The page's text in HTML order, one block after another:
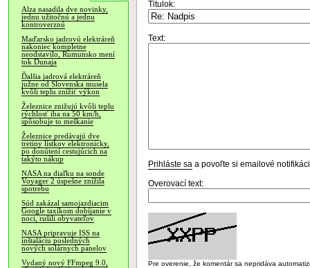
Alza nasadila dve novinky,
jednu užitočnú a jednu
kontroverznú
Maďarsko jadrovú elektráreň
nakoniec kompletne
neodstavilo, Rumunsko mení
tok Dunaja
Ďalšia jadrová elektráreň
južne od Slovenska musela
kvôli teplu znížiť výkon
Železnice znižujú kvôli teplu
rýchlosť iba na 50 km/h,
spôsobuje to meškanie
Železnice predávajú dve
tretiny lístkov elektronicky,
po donútení cestujúcich na
takýto nákup
NASA na diaľku na sonde
Voyager 2 úspešne znížila
spotrebu
Súd zakázal samojazdiacim
Google taxíkom dobíjanie v
noci, rušili obyvateľov
NASA pripravuje ISS na
inštaláciu posledných
nových solárnych panelov
Vydaný nový FFmpeg 9.0,
Titulok:
Text:
Prihláste sa a povoľte si emailové
Overovací text:
Pre overenie, že komentár sa nepridáva